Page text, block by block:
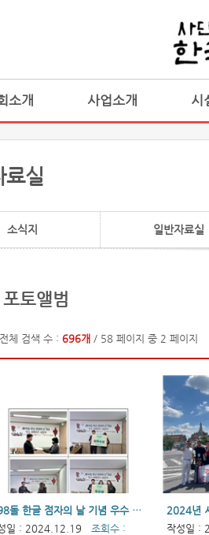
소개 사업소개 시
료실
소식지 일반자료실
포토앨범
전체 검색 수 : 696개 / 58 페이지 중 2 페이지
제98돌 한글 점자의 날 기념 우수 서포터즈 시상식
일 : 2024.12.19
조회수 :
2024년
작성일 :